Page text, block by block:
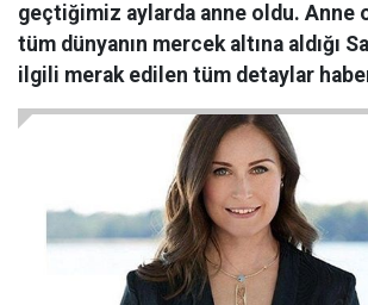
geçtiğimiz aylarda anne oldu. Anne
tüm dünyanın mercek altına aldığı
ilgili merak edilen tüm detaylar